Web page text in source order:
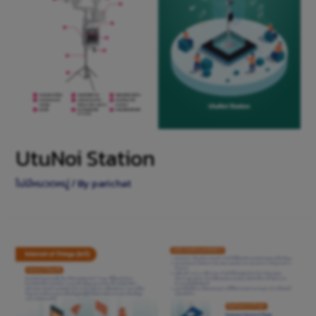
UtuNoi Station
ไม่มีหมวดหมู่/ Byparichat